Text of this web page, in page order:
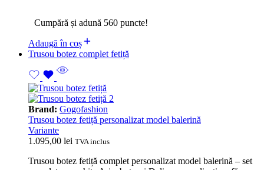
Cumpără și adună 560 puncte!
Adaugă în coș
Trusou botez complet fetiță
Brand: Gogofashion
Trusou botez fetiță personalizat model balerină
Variante
1.095,00 lei TVA inclus
Trusou botez fetiță complet personalizat model balerină – set